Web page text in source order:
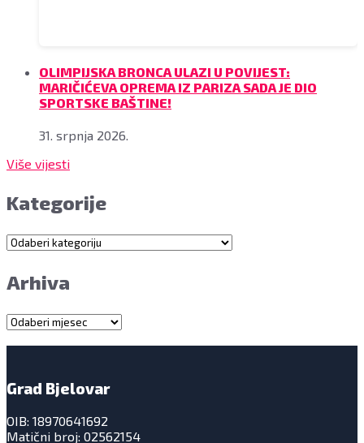
OLIMPIJSKA BRONCA ULAZI U POVIJEST:
MARIČIĆEVA OPREMA IZ PARIZA SADA JE DIO
SPORTSKE BAŠTINE!
31. srpnja 2026.
Više vijesti
Kategorije
Kategorije
Arhiva
Arhiva
Grad Bjelovar
OIB: 18970641692
Matični broj: 02562154